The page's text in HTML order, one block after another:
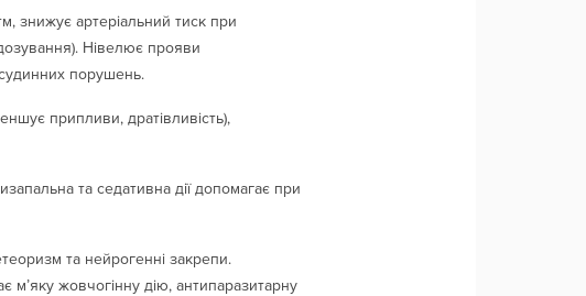
знижує артеріальний тиск при
Нівелює прояви
порушень.
припливи, дратівливість),
та седативна дії допомагає при
та нейрогенні закрепи.
м’яку жовчогінну дію, антипаразитарну